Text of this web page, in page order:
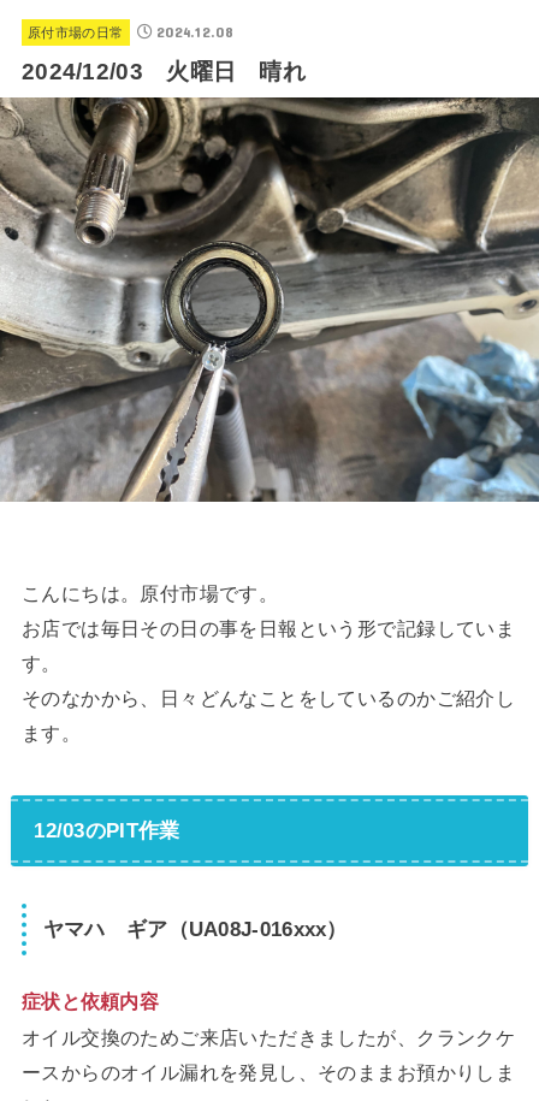
原付市場の日常 2024.12.08
2024/12/03 火曜日 晴れ
こんにちは。原付市場です。
お店では毎日その日の事を日報という形で記録していま
す。
そのなかから、日々どんなことをしているのかご紹介し
ます。
12/03のPIT作業
ヤマハ ギア（UA08J-016xxx）
症状と依頼内容
オイル交換のためご来店いただきましたが、クランクケ
ースからのオイル漏れを発見し、そのままお預かりしま